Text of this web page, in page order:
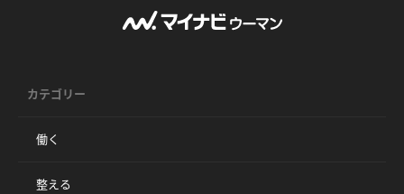
カテゴリー
働く
整える